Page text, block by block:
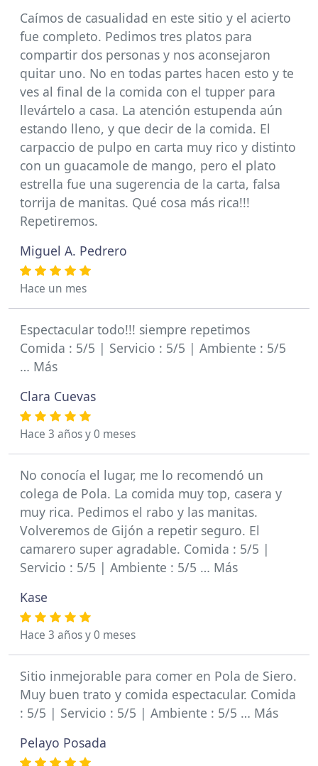
Caímos de casualidad en este sitio y el acierto
fue completo. Pedimos tres platos para
compartir dos personas y nos aconsejaron
quitar uno. No en todas partes hacen esto y te
ves al final de la comida con el tupper para
llevártelo a casa. La atención estupenda aún
estando lleno, y que decir de la comida. El
carpaccio de pulpo en carta muy rico y distinto
con un guacamole de mango, pero el plato
estrella fue una sugerencia de la carta, falsa
torrija de manitas. Qué cosa más rica!!!
Repetiremos.
Miguel A. Pedrero
Hace un mes
Espectacular todo!!! siempre repetimos
Comida : 5/5 | Servicio : 5/5 | Ambiente : 5/5
… Más
Clara Cuevas
Hace 3 años y 0 meses
No conocía el lugar, me lo recomendó un
colega de Pola. La comida muy top, casera y
muy rica. Pedimos el rabo y las manitas.
Volveremos de Gijón a repetir seguro. El
camarero super agradable. Comida : 5/5 |
Servicio : 5/5 | Ambiente : 5/5 … Más
Kase
Hace 3 años y 0 meses
Sitio inmejorable para comer en Pola de Siero.
Muy buen trato y comida espectacular. Comida
: 5/5 | Servicio : 5/5 | Ambiente : 5/5 … Más
Pelayo Posada